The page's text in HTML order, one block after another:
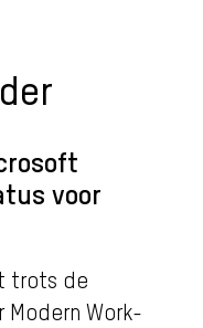
voor
trots de
Work-